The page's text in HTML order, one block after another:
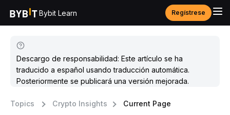
Bybit Learn Regístrese
Descargo de responsabilidad: Este artículo se ha
traducido a español usando traducción automática.
Posteriormente se publicará una versión mejorada.
Topics Crypto Insights Current Page